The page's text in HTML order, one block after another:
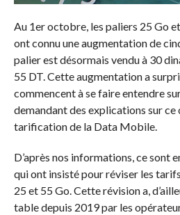
Au 1er octobre, les paliers 25 Go
ont connu une augmentation de
palier est désormais vendu à 30
55 DT. Cette augmentation a
commencent à se faire entendre
demandant des explications sur ce
tarification de la Data Mobile.
D’après nos informations, ce sont
qui ont insisté pour réviser les
25 et 55 Go. Cette révision a,
table depuis 2019 par les